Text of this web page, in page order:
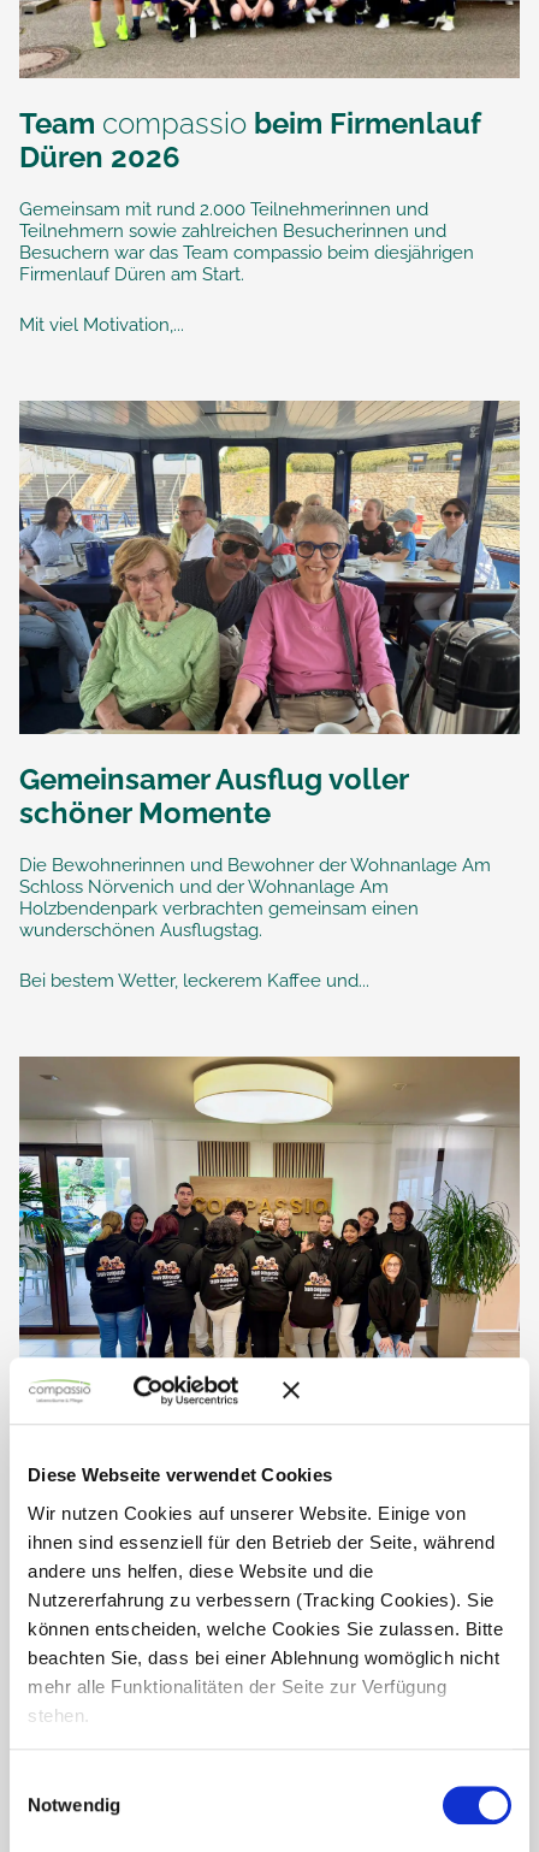
Diese Webseite verwendet Cookies
Wir nutzen Cookies auf unserer Website. Einige von
ihnen sind essenziell für den Betrieb der Seite, während
andere uns helfen, diese Website und die
Nutzererfahrung zu verbessern (Tracking Cookies). Sie
können entscheiden, welche Cookies Sie zulassen. Bitte
beachten Sie, dass bei einer Ablehnung womöglich nicht
mehr alle Funktionalitäten der Seite zur Verfügung
stehen.
Notwendig
Team compassio beim Firmenlauf
Düren 2026
Gemeinsam mit rund 2.000 Teilnehmerinnen und
Teilnehmern sowie zahlreichen Besucherinnen und
Besuchern war das Team compassio beim diesjährigen
Firmenlauf Düren am Start.
Mit viel Motivation,...
Gemeinsamer Ausflug voller
schöner Momente
Die Bewohnerinnen und Bewohner der Wohnanlage Am
Schloss Nörvenich und der Wohnanlage Am
Holzbendenpark verbrachten gemeinsam einen
wunderschönen Ausflugstag.
Bei bestem Wetter, leckerem Kaffee und...
Gemeinsam stark in der Pflege
Manchmal laut.Manchmal chaotisch.Oft verrückt.
Aber genau das sind wir.
Ein Team, das zusammen lacht.Zusammen durchzieht.Und
zusammen alles schafft.
Nicht perfekt.Aber ein...